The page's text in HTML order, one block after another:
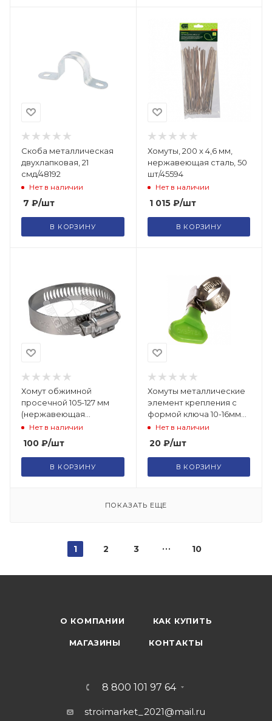
Скоба металлическая
двухлапковая, 21
смд/48192
Нет в наличии
7 ₽/шт
В КОРЗИНУ
Хомуты, 200 х 4,6 мм,
нержавеющая сталь, 50
шт/45594
Нет в наличии
1 015₽/шт
В КОРЗИНУ
Хомут обжимной
просечной 105-127 мм
(нержавеющая
сталь)/99317т
Нет в наличии
100 ₽/шт
В КОРЗИНУ
Хомуты металлические
элемент крепления с
формой ключа 10-16мм
47546
Нет в наличии
20₽/шт
В КОРЗИНУ
ПОКАЗАТЬ ЕЩЕ
1 2 3 10
О КОМПАНИИ КАК КУПИТЬ
МАГАЗИНЫ КОНТАКТЫ
8 800 101 97 64
stroimarket_2021@mail.ru